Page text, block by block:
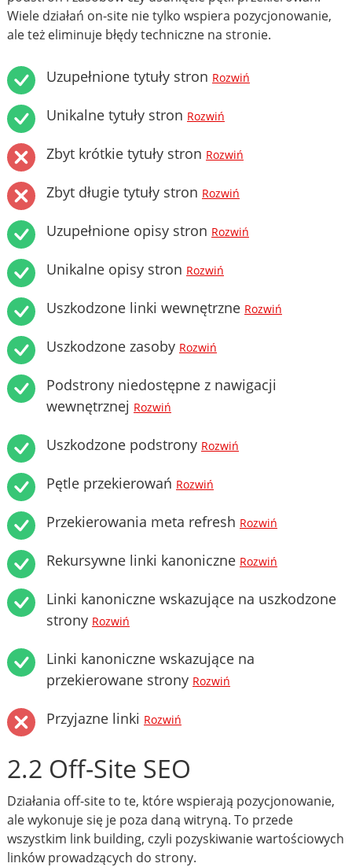
Wiele działań on-site nie tylko wspiera pozycjonowanie,
ale też eliminuje błędy techniczne na stronie.
Uzupełnione tytuły stron Rozwiń
Unikalne tytuły stron Rozwiń
Zbyt krótkie tytuły stron Rozwiń
Zbyt długie tytuły stron Rozwiń
Uzupełnione opisy stron Rozwiń
Unikalne opisy stron Rozwiń
Uszkodzone linki wewnętrzne Rozwiń
Uszkodzone zasoby Rozwiń
Podstrony niedostępne z nawigacji
wewnętrznej Rozwiń
Uszkodzone podstrony Rozwiń
Pętle przekierowań Rozwiń
Przekierowania meta refresh Rozwiń
Rekursywne linki kanoniczne Rozwiń
Linki kanoniczne wskazujące na uszkodzone
strony Rozwiń
Linki kanoniczne wskazujące na
przekierowane strony Rozwiń
Przyjazne linki Rozwiń
2.2 Off-Site SEO
Działania off-site to te, które wspierają pozycjonowanie,
ale wykonuje się je poza daną witryną. To przede
wszystkim link building, czyli pozyskiwanie wartościowych
linków prowadzących do strony.